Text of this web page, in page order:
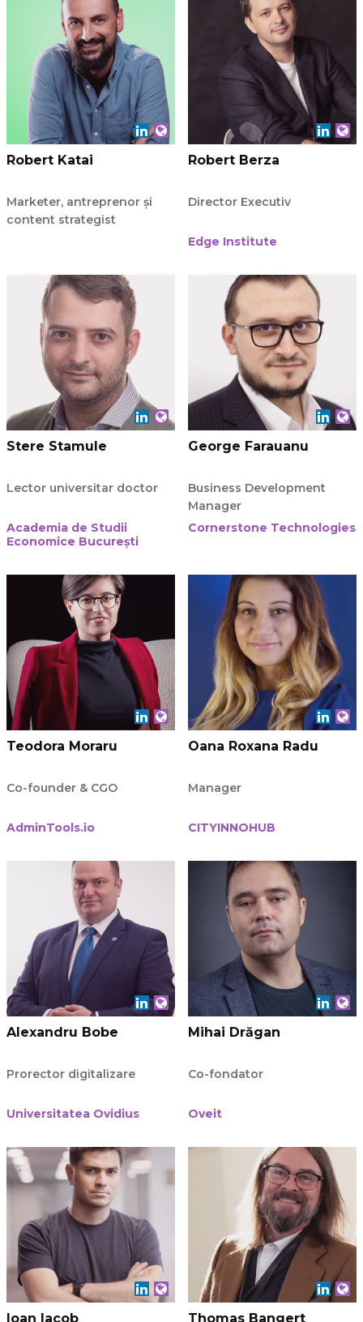
Robert Katai
Marketer, antreprenor și
content strategist
Robert Berza
Director Executiv
Edge Institute
Stere Stamule
Lector universitar doctor
Academia de Studii
Economice București
George Farauanu
Business Development
Manager
Cornerstone Technologies
Teodora Moraru
Co-founder & CGO
AdminTools.io
Oana Roxana Radu
Manager
CITYINNOHUB
Alexandru Bobe
Prorector digitalizare
Universitatea Ovidius
Mihai Drăgan
Co-fondator
Oveit
Ioan Iacob Thomas Bangert